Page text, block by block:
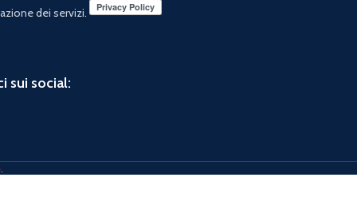
dei servizi.
sui social:
.